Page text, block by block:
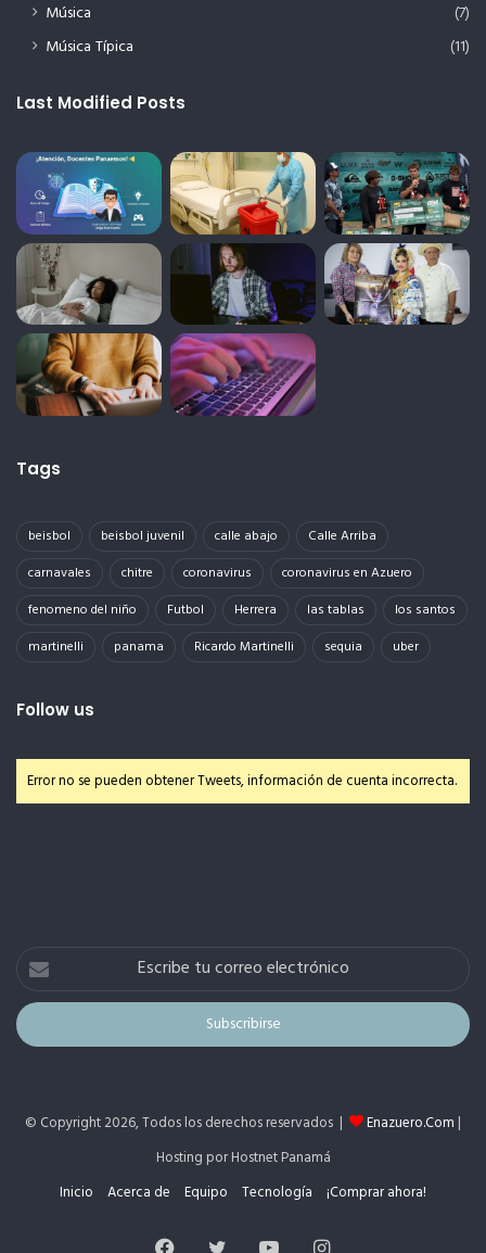
Música
(7)
Música Típica
(11)
Last Modified Posts
Tags
beisbol beisbol juvenil calle abajo
Calle Arriba
carnavales
chitre coronavirus
coronavirus en Azuero
fenomeno del niño
Futbol Herrera las tablas
los santos
martinelli
panama Ricardo Martinelli sequia uber
Follow us
Error no se pueden obtener Tweets, información de cuenta incorrecta.
Escribe
correo
electrónico
© Copyright 2026, Todos los derechos reservados | Enazuero.Com |
Hosting por Hostnet Panamá
Inicio
Acerca de Equipo Tecnología ¡Comprar ahora!
FacebookTwitterYouTubeInstagram